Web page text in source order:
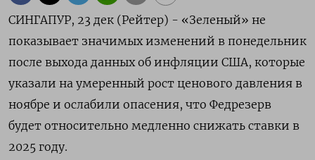
СИНГАПУР, 23 дек (Рейтер) - «Зеленый» не
показывает значимых изменений в понедельник
после выхода данных об инфляции США, которые
указали на умеренный рост ценового давления в
ноябре и ослабили опасения, что Федрезерв
будет относительно медленно снижать ставки в
2025 году.